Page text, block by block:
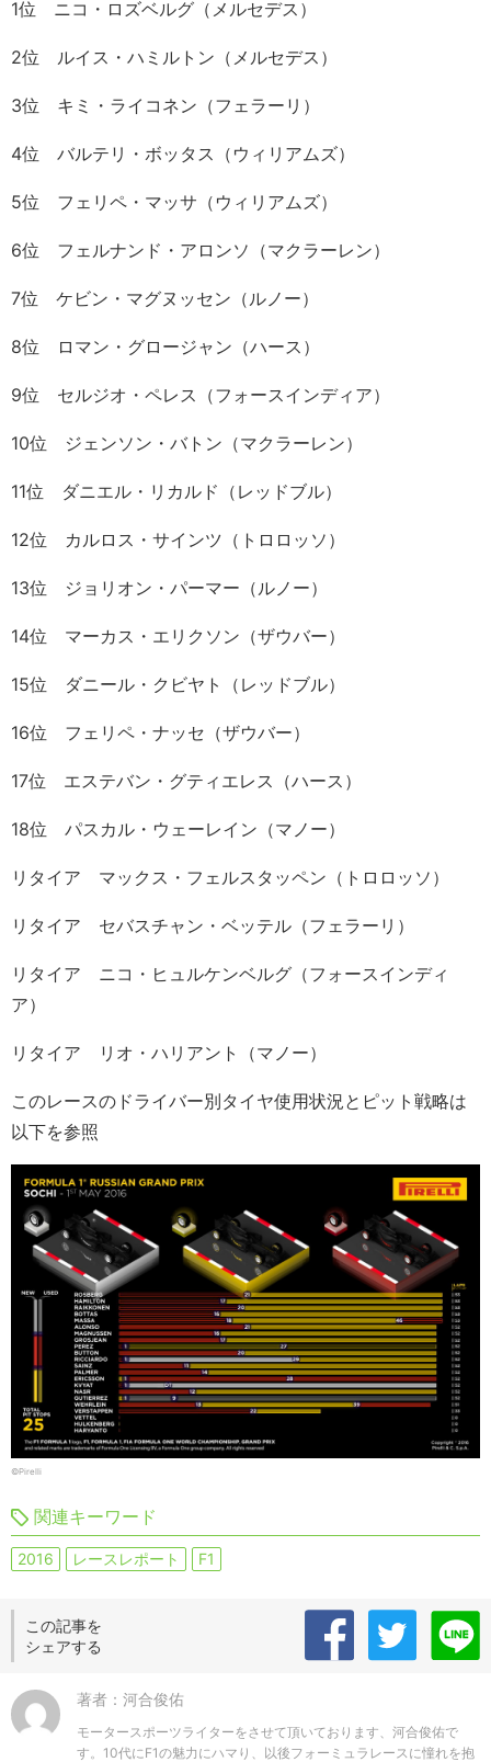
1位 ニコ・ロズベルグ（メルセデス）
2位 ルイス・ハミルトン（メルセデス）
3位 キミ・ライコネン（フェラーリ）
4位 バルテリ・ボッタス（ウィリアムズ）
5位 フェリペ・マッサ（ウィリアムズ）
6位 フェルナンド・アロンソ（マクラーレン）
7位 ケビン・マグヌッセン（ルノー）
8位 ロマン・グロージャン（ハース）
9位 セルジオ・ペレス（フォースインディア）
10位 ジェンソン・バトン（マクラーレン）
11位 ダニエル・リカルド（レッドブル）
12位 カルロス・サインツ（トロロッソ）
13位 ジョリオン・パーマー（ルノー）
14位 マーカス・エリクソン（ザウバー）
15位 ダニール・クビヤト（レッドブル）
16位 フェリペ・ナッセ（ザウバー）
17位 エステバン・グティエレス（ハース）
18位 パスカル・ウェーレイン（マノー）
リタイア マックス・フェルスタッペン（トロロッソ）
リタイア セバスチャン・ベッテル（フェラーリ）
リタイア ニコ・ヒュルケンベルグ（フォースインディ
ア）
リタイア リオ・ハリアント（マノー）
このレースのドライバー別タイヤ使用状況とピット戦略は
以下を参照
©Pirelli
関連キーワード
2016 レースレポート F1
この記事を
シェアする
著者：河合俊佑
モータースポーツライターをさせて頂いております、河合俊佑で
す。10代にF1の魅力にハマり、以後フォーミュラレースに憧れを抱